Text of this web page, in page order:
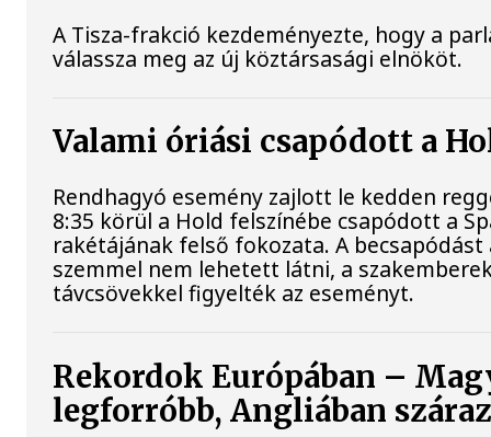
A Tisza-frakció kezdeményezte, hogy a
válassza meg az új köztársasági elnököt.
Valami óriási csapódott a
Rendhagyó esemény zajlott le kedden
8:35 körül a Hold felszínébe csapódott a
rakétájának felső fokozata. A becsapódást
szemmel nem lehetett látni, a
távcsövekkel figyelték az eseményt.
Rekordok Európában –
legforróbb, Angliában